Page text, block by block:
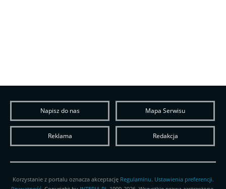
Napisz do nas Mapa Serwisu
Reklama Redakcja
Korzystanie z portalu oznacza akceptację Regulaminu. Ustawienia preferencji.